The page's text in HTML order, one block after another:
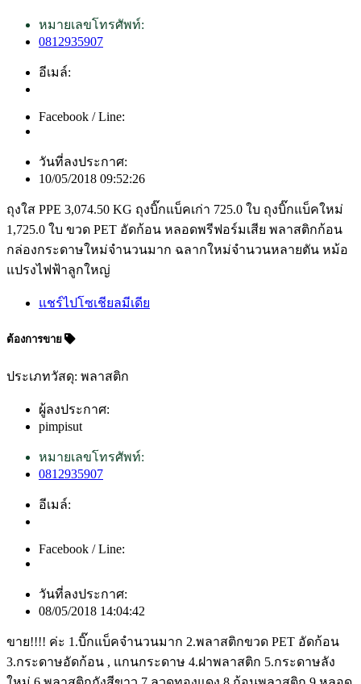
หมายเลขโทรศัพท์:
0812935907
อีเมล์:
Facebook / Line:
วันที่ลงประกาศ:
10/05/2018 09:52:26
ถุงใส PPE 3,074.50 KG ถุงบิ๊กแบ็คเก่า 725.0 ใบ ถุงบิ๊กแบ็คใหม่
1,725.0 ใบ ขวด PET อัดก้อน หลอดพรีฟอร์มเสีย พลาสติกก้อน
กล่องกระดาษใหม่จำนวนมาก ฉลากใหม่จำนวนหลายตัน หม้อ
แปรงไฟฟ้าลูกใหญ่
แชร์ไปโซเชียลมีเดีย
ต้องการขาย
ประเภทวัสดุ: พลาสติก
ผู้ลงประกาศ:
pimpisut
หมายเลขโทรศัพท์:
0812935907
อีเมล์:
Facebook / Line:
วันที่ลงประกาศ:
08/05/2018 14:04:42
ขาย!!!! ค่ะ 1.บิ๊กแบ็คจำนวนมาก 2.พลาสติกขวด PET อัดก้อน
3.กระดาษอัดก้อน , แกนกระดาษ 4.ฝาพลาสติก 5.กระดาษลัง